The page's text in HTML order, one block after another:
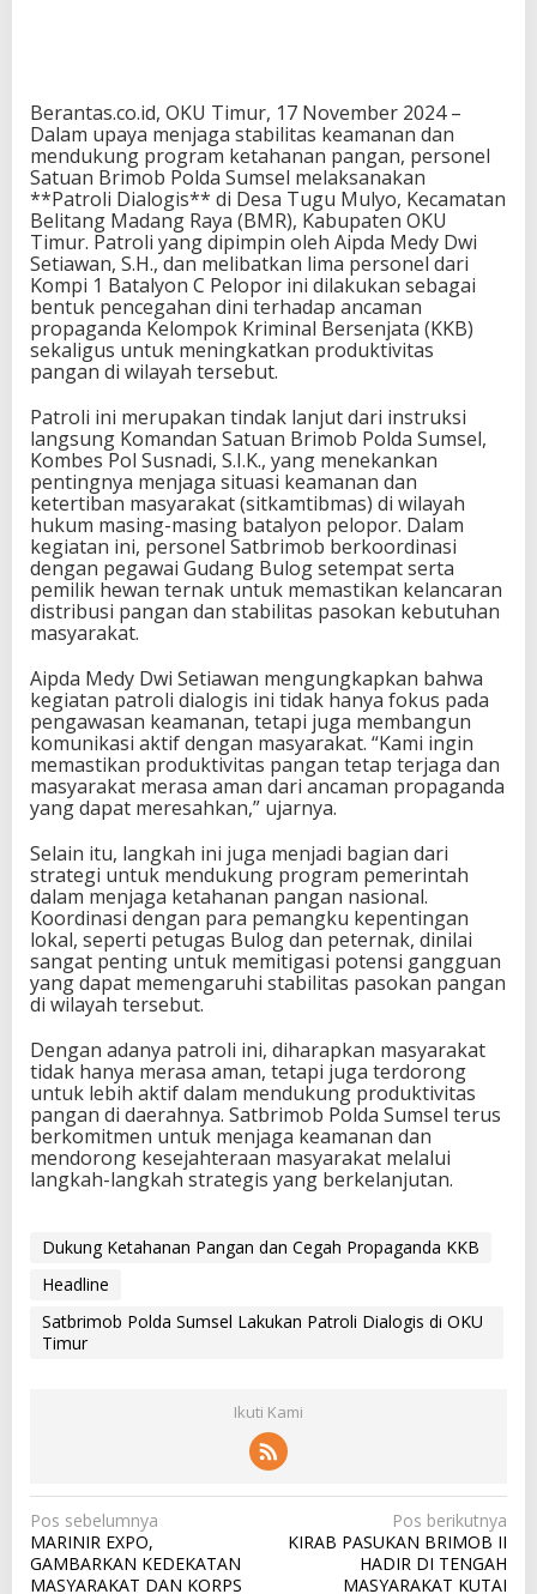
Berantas.co.id, OKU Timur, 17 November 2024 –
Dalam upaya menjaga stabilitas keamanan dan
mendukung program ketahanan pangan, personel
Satuan Brimob Polda Sumsel melaksanakan
**Patroli Dialogis** di Desa Tugu Mulyo, Kecamatan
Belitang Madang Raya (BMR), Kabupaten OKU
Timur. Patroli yang dipimpin oleh Aipda Medy Dwi
Setiawan, S.H., dan melibatkan lima personel dari
Kompi 1 Batalyon C Pelopor ini dilakukan sebagai
bentuk pencegahan dini terhadap ancaman
propaganda Kelompok Kriminal Bersenjata (KKB)
sekaligus untuk meningkatkan produktivitas
pangan di wilayah tersebut.
Patroli ini merupakan tindak lanjut dari instruksi
langsung Komandan Satuan Brimob Polda Sumsel,
Kombes Pol Susnadi, S.I.K., yang menekankan
pentingnya menjaga situasi keamanan dan
ketertiban masyarakat (sitkamtibmas) di wilayah
hukum masing-masing batalyon pelopor. Dalam
kegiatan ini, personel Satbrimob berkoordinasi
dengan pegawai Gudang Bulog setempat serta
pemilik hewan ternak untuk memastikan kelancaran
distribusi pangan dan stabilitas pasokan kebutuhan
masyarakat.
Aipda Medy Dwi Setiawan mengungkapkan bahwa
kegiatan patroli dialogis ini tidak hanya fokus pada
pengawasan keamanan, tetapi juga membangun
komunikasi aktif dengan masyarakat. “Kami ingin
memastikan produktivitas pangan tetap terjaga dan
masyarakat merasa aman dari ancaman propaganda
yang dapat meresahkan,” ujarnya.
Selain itu, langkah ini juga menjadi bagian dari
strategi untuk mendukung program pemerintah
dalam menjaga ketahanan pangan nasional.
Koordinasi dengan para pemangku kepentingan
lokal, seperti petugas Bulog dan peternak, dinilai
sangat penting untuk memitigasi potensi gangguan
yang dapat memengaruhi stabilitas pasokan pangan
di wilayah tersebut.
Dengan adanya patroli ini, diharapkan masyarakat
tidak hanya merasa aman, tetapi juga terdorong
untuk lebih aktif dalam mendukung produktivitas
pangan di daerahnya. Satbrimob Polda Sumsel terus
berkomitmen untuk menjaga keamanan dan
mendorong kesejahteraan masyarakat melalui
langkah-langkah strategis yang berkelanjutan.
Dukung Ketahanan Pangan dan Cegah Propaganda KKB
Headline
Satbrimob Polda Sumsel Lakukan Patroli Dialogis di OKU
Timur
Ikuti Kami
N
a
Pos sebelumnya
MARINIR EXPO,
GAMBARKAN KEDEKATAN
MASYARAKAT DAN KORPS
Pos berikutnya
KIRAB PASUKAN BRIMOB II
HADIR DI TENGAH
MASYARAKAT KUTAI